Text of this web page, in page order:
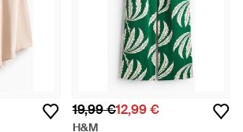
19,99 €12,99 €
H&M